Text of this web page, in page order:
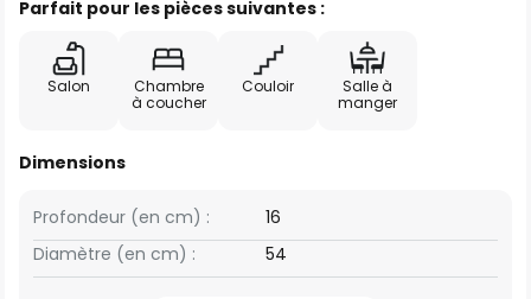
Parfait pour les pièces suivantes :
Salon
Chambre
à coucher
Couloir
Salle à
manger
Dimensions
Profondeur (en cm) :
16
Diamètre (en cm) :
54